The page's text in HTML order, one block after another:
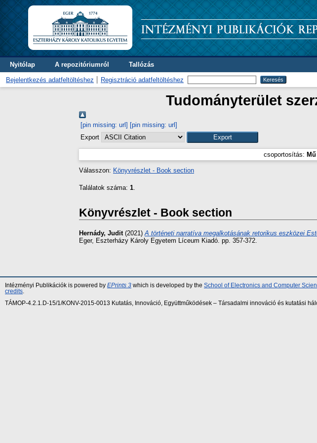
Nyitólap A repozitóriumról Tallózás
Bejelentkezés adatfeltöltéshez Regisztráció adatfeltöltéshez
Tudományterület
[pin missing: url] [pin missing: url]
Export
csoportosítás:
Válasszon: Könyvrészlet - Book section
Találatok száma: 1.
Könyvrészlet - Book section
Hernády, Judit(2021)A történeti narratíva megalkotásának retorikus eszközei
Eger, Eszterházy Károly Egyetem Líceum Kiadó. pp. 357-372.
Intézményi Publikációk is powered by EPrints 3 which is developed by the School of Electronics and Computer
credits
TÁMOP-4.2.1.D-15/1/KONV-2015-0013 Kutatás, Innováció, Együttműködések – Társadalmi innováció és kutatási